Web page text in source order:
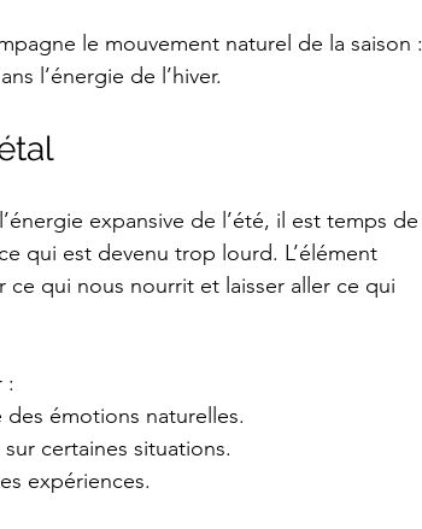
le mouvement naturel de la saison :
l’énergie de l’hiver.
expansive de l’été, il est temps de
qui est devenu trop lourd. L’élément
qui nous nourrit et laisser aller ce qui
:
émotions naturelles.
certaines situations.
expériences.